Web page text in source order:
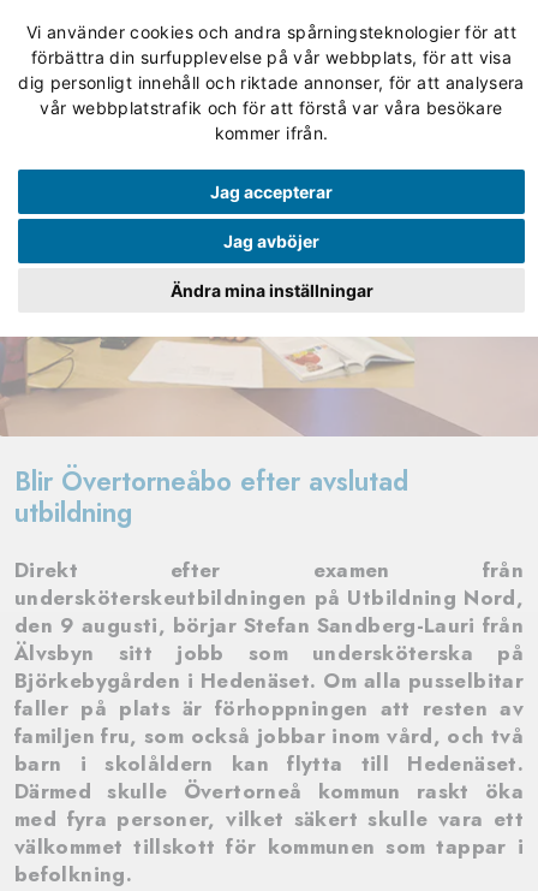
Vi använder cookies och andra spårningsteknologier för att
förbättra din surfupplevelse på vår webbplats, för att visa
dig personligt innehåll och riktade annonser, för att analysera
vår webbplatstrafik och för att förstå var våra besökare
kommer ifrån.
Jag accepterar
Jag avböjer
Ändra mina inställningar
Blir Övertorneåbo efter avslutad
utbildning
Direkt efter examen från
undersköterskeutbildningen på Utbildning Nord,
den 9 augusti, börjar Stefan Sandberg-Lauri från
Älvsbyn sitt jobb som undersköterska på
Björkebygården i Hedenäset. Om alla pusselbitar
faller på plats är förhoppningen att resten av
familjen fru, som också jobbar inom vård, och två
barn i skolåldern kan flytta till Hedenäset.
Därmed skulle Övertorneå kommun raskt öka
med fyra personer, vilket säkert skulle vara ett
välkommet tillskott för kommunen som tappar i
befolkning.